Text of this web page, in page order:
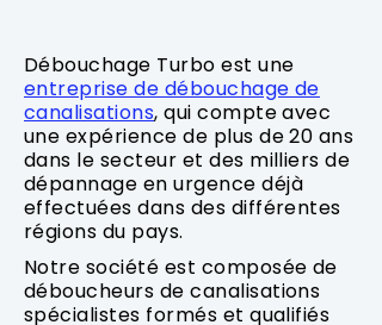
Débouchage Turbo est une
entreprise de débouchage de
canalisations, qui compte avec
une expérience de plus de 20 ans
dans le secteur et des milliers de
dépannage en urgence déjà
effectuées dans des différentes
régions du pays.
Notre société est composée de
déboucheurs de canalisations
spécialistes formés et qualifiés